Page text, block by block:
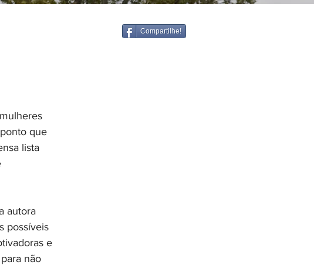
que
lista
autora
possíveis
e
não
Compartilhe!